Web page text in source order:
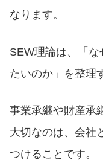
なります。
SEW理論は、「な
たいのか」を整理
事業承継や財産承
大切なのは、会社
つけることです。